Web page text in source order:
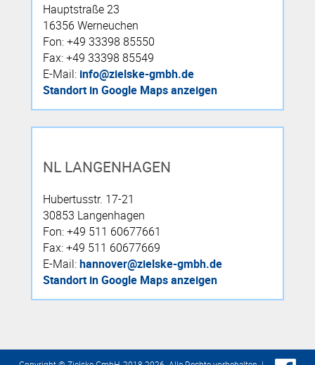
Hauptstraße 23
16356 Werneuchen
Fon: +49 33398 85550
Fax: +49 33398 85549
E-Mail: info@zielske-gmbh.de
Standort in Google Maps anzeigen
NL LANGENHAGEN
Hubertusstr. 17-21
30853 Langenhagen
Fon: +49 511 60677661
Fax: +49 511 60677669
E-Mail:hannover@zielske-gmbh.de
Standort in Google Maps anzeigen